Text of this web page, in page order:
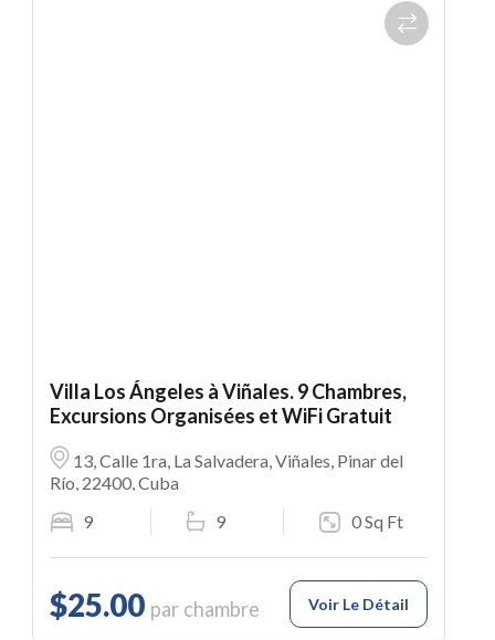
Villa Los Ángeles à Viñales. 9 Chambres,
Excursions Organisées et WiFi Gratuit
13, Calle 1ra, La Salvadera, Viñales, Pinar del
Río, 22400, Cuba
9
9 0 Sq Ft
$25.00 par chambre Voir Le Détail